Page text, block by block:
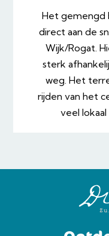
Het gemengd
direct aan de
Wijk/Rogat.
sterk
weg. Het
rijden van het
veel